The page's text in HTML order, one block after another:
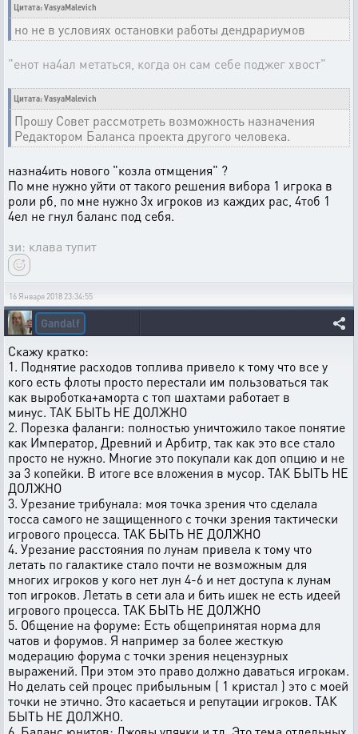
Цитата: VasyaMalevich
но не в условиях остановки работы дендрариумов
"енот на4ал метаться, когда он сам себе поджег хвост"
Цитата: VasyaMalevich
Прошу Совет рассмотреть возможность назначения
Редактором Баланса проекта другого человека.
назна4ить нового "козла отмщения" ?
По мне нужно уйти от такого решения вибора 1 игрока в
роли рб, по мне нужно 3х игроков из каждих рас, 4тоб 1
4ел не гнул баланс под себя.
зи: клава тупит
16 Января 2018 23:34:55
Gandalf
Скажу кратко:
1. Поднятие расходов топлива привело к тому что все у
кого есть флоты просто перестали им пользоваться так
как выроботка+аморта с топ шахтами работает в
минус. ТАК БЫТЬ НЕ ДОЛЖНО
2. Порезка фаланги: полностью уничтожило такое понятие
как Император, Древний и Арбитр, так как это все стало
просто не нужно. Многие это покупали как доп опцию и не
за 3 копейки. В итоге все вложения в мусор. ТАК БЫТЬ НЕ
ДОЛЖНО
3. Урезание трибунала: моя точка зрения что сделала
тосса самого не защищенного с точки зрения тактически
игрового процесса. ТАК БЫТЬ НЕ ДОЛЖНО
4. Урезание расстояния по лунам привела к тому что
летать по галактике стало почти не возможным для
многих игроков у кого нет лун 4-6 и нет доступа к лунам
топ игроков. Летать в сети ала и бить ишек не есть идеей
игрового процесса. ТАК БЫТЬ НЕ ДОЛЖНО
5. Общение на форуме: Есть общепринятая норма для
чатов и форумов. Я например за более жесткую
модерацию форума с точки зрения нецензурных
выражений. При этом это право должно даваться игрокам.
Но делать сей процес прибыльным ( 1 кристал ) это с моей
точки не этично. Это касаеться и репутации игроков. ТАК
БЫТЬ НЕ ДОЛЖНО.